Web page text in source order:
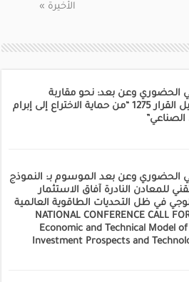
الأخيرة »
الحضوري وعن بعد: نحو مقاربة
تسويقية لتفعيل القرار 1275 “من حماية الاختراع إلى إبرام
الحضوري وعن بعد الموسوم بـ: النموذج
للمعادن النادرة آفاق الاستثمار
في ظل التحديات الطاقوية العالمية
(NATIONAL CONFERENCE CALL
Economic and Technical Model
Investment Prospects and